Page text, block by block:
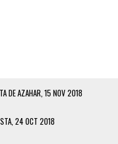
DE AZAHAR, 15 NOV 2018
24 OCT 2018